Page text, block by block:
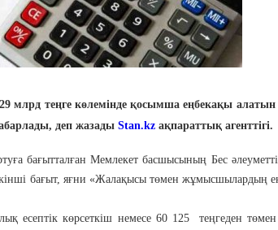
млрд теңге көлемінде қосымша еңбекақы
деп жазады Stan.kz ақпараттық агенттігі.
бағытталған Мемлекет басшысының Бес
бағыт, яғни «Жалақысы төмен жұмысшылардың
есептік көрсеткіш немесе 60 125 теңгеден